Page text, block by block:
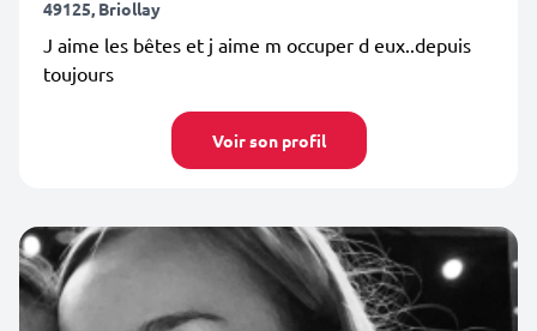
49125, Briollay
J aime les bêtes et j aime m occuper d eux..depuis
toujours
Voir son profil